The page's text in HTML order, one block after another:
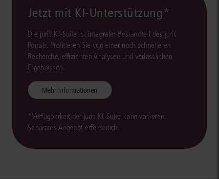
Jetzt mit KI-Unterstützung*
Die juris KI-Suite ist integraler Bestandteil des juris
Portals. Profitieren Sie von einer noch schnelleren
Recherche, effizienten Analysen und verlässlichen
Ergebnissen.
Mehr Informationen
*Verfügbarkeit der juris KI-Suite kann variieren.
Separates Angebot erforderlich.